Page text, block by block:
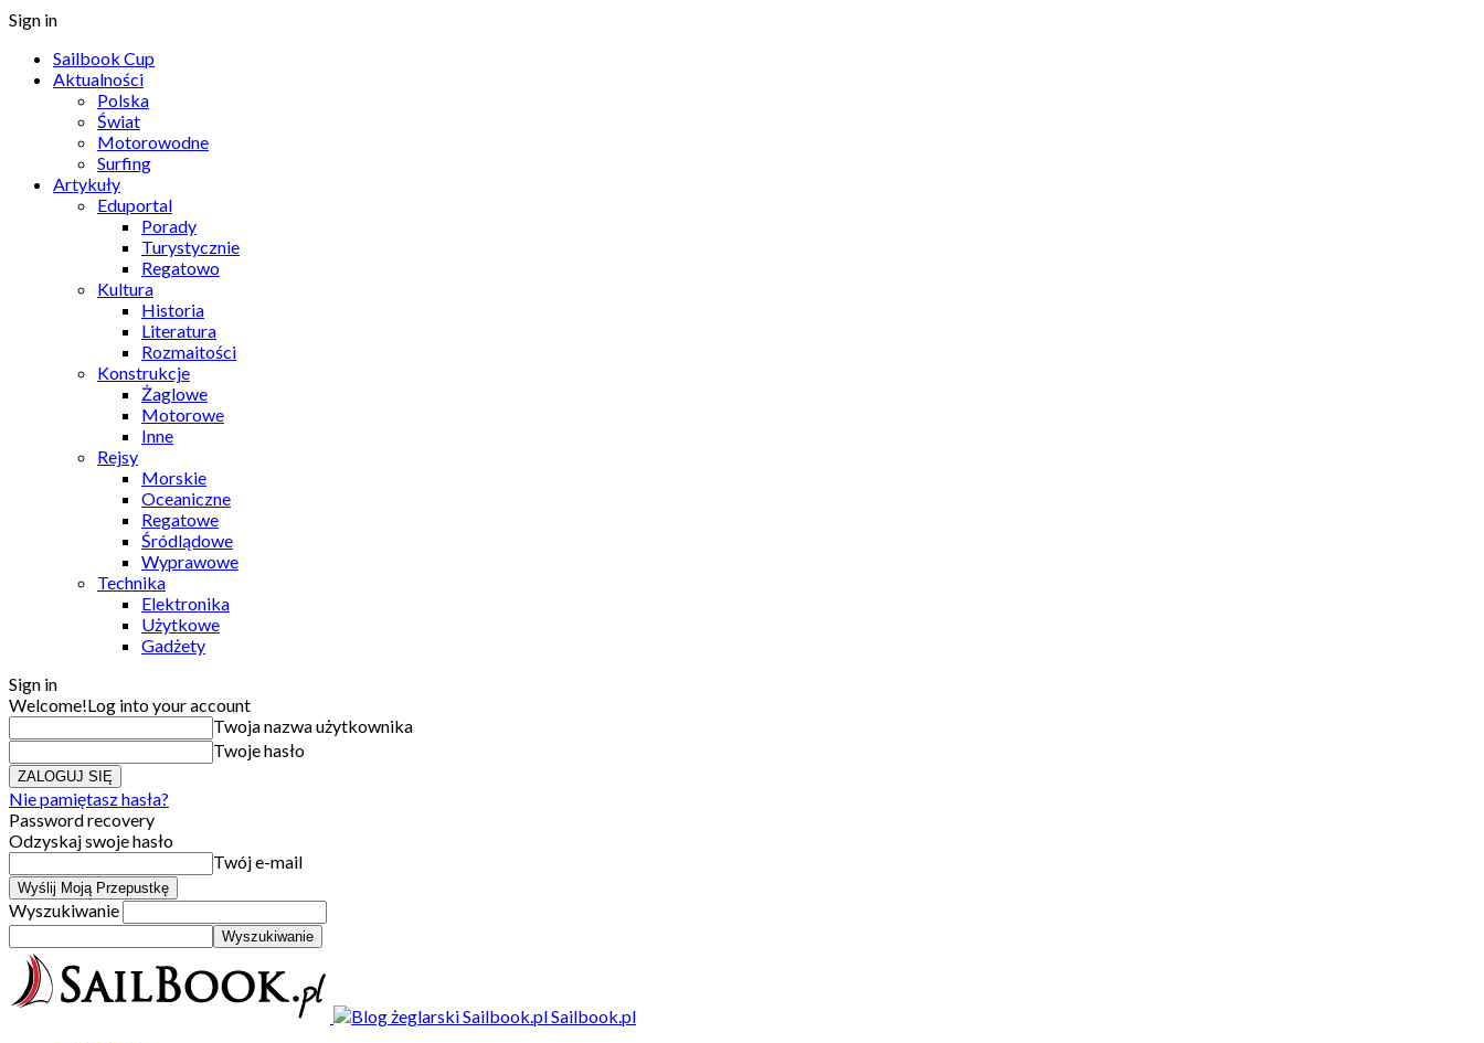
Sign in
Sailbook Cup
Aktualności
Polska
Świat
Motorowodne
Surfing
Artykuły
Eduportal
Porady
Turystycznie
Regatowo
Kultura
Historia
Literatura
Rozmaitości
Konstrukcje
Żaglowe
Motorowe
Inne
Rejsy
Morskie
Oceaniczne
Regatowe
Śródlądowe
Wyprawowe
Technika
Elektronika
Użytkowe
Gadżety
Sign in
Welcome!Log into your account
Twoja nazwa użytkownika
Twoje hasło
Nie pamiętasz hasła?
Password recovery
Odzyskaj swoje hasło
Twój e-mail
Wyszukiwanie
Sailbook.pl